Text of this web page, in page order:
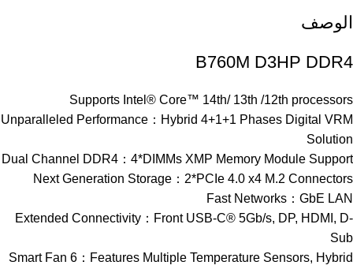
الوصف
B760M D3HP DDR4
Supports Intel® Core™ 14th/ 13th /12th processors
Unparalleled Performance：Hybrid 4+1+1 Phases Digital VRM
Solution
Dual Channel DDR4：4*DIMMs XMP Memory Module Support
Next Generation Storage：2*PCIe 4.0 x4 M.2 Connectors
Fast Networks：GbE LAN
Extended Connectivity：Front USB-C® 5Gb/s, DP, HDMI, D-
Sub
Smart Fan 6：Features Multiple Temperature Sensors, Hybrid